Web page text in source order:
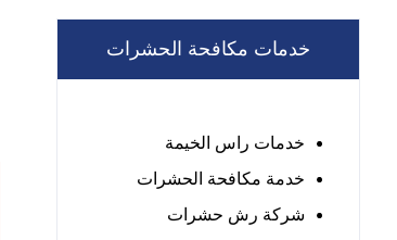
خدمات مكافحة الحشرات
خدمات راس الخيمة
خدمة مكافحة الحشرات
شركة رش حشرات